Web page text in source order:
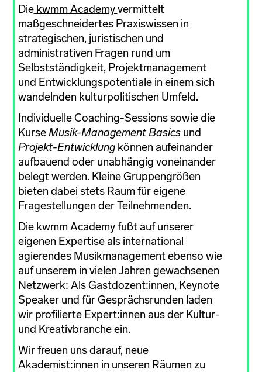
Diekwmm Academyvermittelt
maßgeschneidertes Praxiswissen in
strategischen, juristischen und
administrativen Fragen rund um
Selbstständigkeit, Projektmanagement
und Entwicklungspotentiale in einem sich
wandelnden kulturpolitischen Umfeld.
Individuelle Coaching-Sessions sowie die
KurseMusik-Management Basics und
Projekt-Entwicklungkönnen aufeinander
aufbauend oder unabhängig voneinander
belegt werden. Kleine Gruppengrößen
bieten dabei stets Raum für eigene
Fragestellungen der Teilnehmenden.
Die kwmm Academy fußt auf unserer
eigenen Expertise als international
agierendes Musikmanagement ebenso wie
auf unserem in vielen Jahren gewachsenen
Netzwerk: Als Gastdozent:innen, Keynote
Speaker und für Gesprächsrunden laden
wir profilierte Expert:innen aus der Kultur-
und Kreativbranche ein.
Wir freuen uns darauf, neue
Akademist:innen in unseren Räumen zu